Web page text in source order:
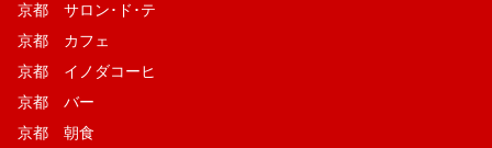
京都 サロン･ド･テ
京都 カフェ
京都 イノダコーヒ
京都 バー
京都 朝食